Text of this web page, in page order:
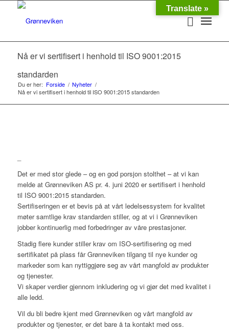
Nå er vi sertifisert i henhold til ISO 9001:2015
standarden
Du er her: Forside / Nyheter /
Nå er vi sertifisert i henhold til ISO 9001:2015 standarden
Det er med stor glede – og en god porsjon stolthet – at vi kan
melde at Grønneviken AS pr. 4. juni 2020 er sertifisert i henhold
til ISO 9001:2015 standarden.
Sertifiseringen er et bevis på at vårt ledelsessystem for kvalitet
møter samtlige krav standarden stiller, og at vi i Grønneviken
jobber kontinuerlig med forbedringer av våre prestasjoner.
Stadig flere kunder stiller krav om ISO-sertifisering og med
sertifikatet på plass får Grønneviken tilgang til nye kunder og
markeder som kan nyttiggjøre seg av vårt mangfold av produkter
og tjenester.
Vi skaper verdier gjennom inkludering og vi gjør det med kvalitet i
alle ledd.
Vil du bli bedre kjent med Grønneviken og vårt mangfold av
produkter og tjenester, er det bare å ta kontakt med oss.
Translate »